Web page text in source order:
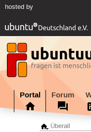
hosted by
Portal Forum